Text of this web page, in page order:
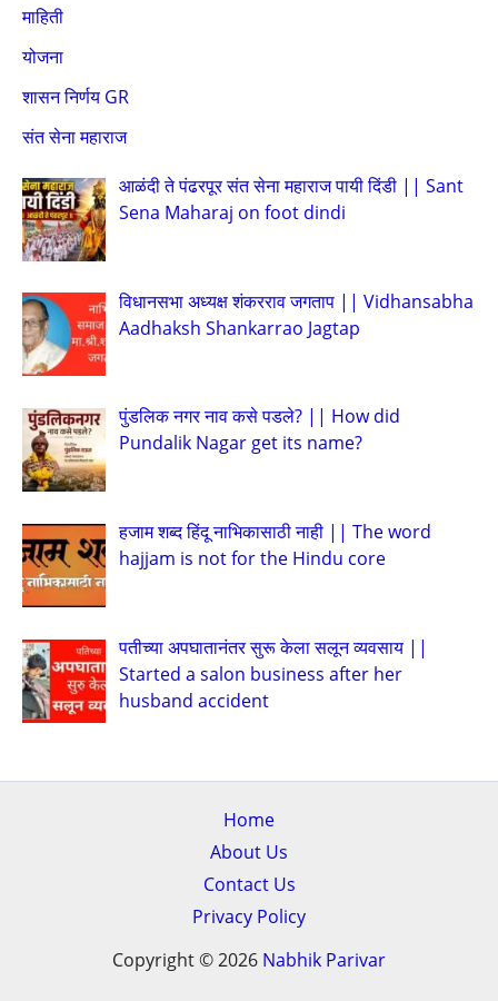
माहिती
योजना
शासन निर्णय GR
संत सेना महाराज
आळंदी ते पंढरपूर संत सेना महाराज पायी दिंडी || Sant
Sena Maharaj on foot dindi
विधानसभा अध्यक्ष शंकरराव जगताप || Vidhansabha
Aadhaksh Shankarrao Jagtap
पुंडलिक नगर नाव कसे पडले? || How did
Pundalik Nagar get its name?
हजाम शब्द हिंदू नाभिकासाठी नाही || The word
hajjam is not for the Hindu core
पतीच्या अपघातानंतर सुरू केला सलून व्यवसाय ||
Started a salon business after her
husband accident
Home
About Us
Contact Us
Privacy Policy
Copyright © 2026 Nabhik Parivar